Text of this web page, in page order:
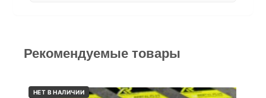
Рекомендуемые товары
НЕТ В НАЛИЧИИ